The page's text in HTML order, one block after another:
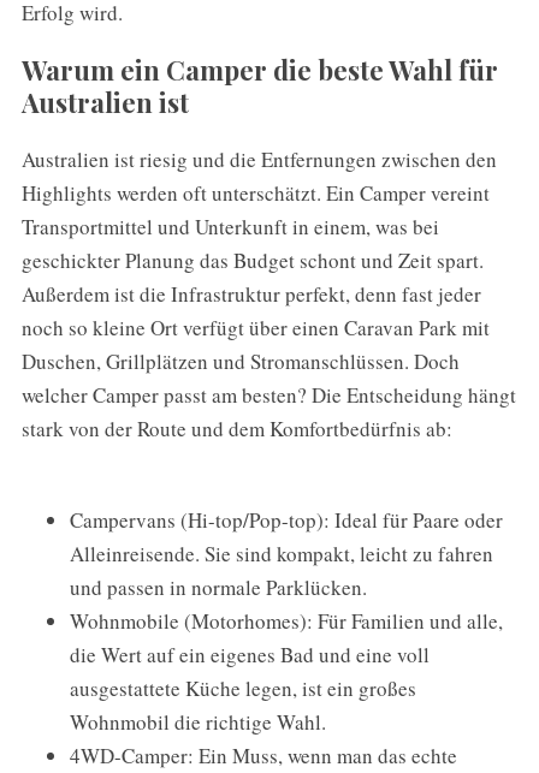
Erfolg wird.
Warum ein Camper die beste Wahl für
Australien ist
Australien ist riesig und die Entfernungen zwischen den
Highlights werden oft unterschätzt. Ein Camper vereint
Transportmittel und Unterkunft in einem, was bei
geschickter Planung das Budget schont und Zeit spart.
Außerdem ist die Infrastruktur perfekt, denn fast jeder
noch so kleine Ort verfügt über einen Caravan Park mit
Duschen, Grillplätzen und Stromanschlüssen. Doch
welcher Camper passt am besten? Die Entscheidung hängt
stark von der Route und dem Komfortbedürfnis ab:
Campervans (Hi-top/Pop-top): Ideal für Paare oder
Alleinreisende. Sie sind kompakt, leicht zu fahren
und passen in normale Parklücken.
Wohnmobile (Motorhomes): Für Familien und alle,
die Wert auf ein eigenes Bad und eine voll
ausgestattete Küche legen, ist ein großes
Wohnmobil die richtige Wahl.
4WD-Camper: Ein Muss, wenn man das echte